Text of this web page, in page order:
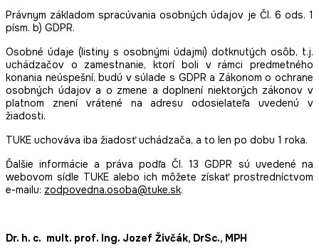
Právnym základom spracúvania osobných údajov je Čl. 6 ods. 1
písm. b) GDPR.
Osobné údaje (listiny s osobnými údajmi) dotknutých osôb, t.j.
uchádzačov o zamestnanie, ktorí boli v rámci predmetného
konania neúspešní, budú v súlade s GDPR a Zákonom o ochrane
osobných údajov a o zmene a doplnení niektorých zákonov v
platnom znení vrátené na adresu odosielateľa uvedenú v
žiadosti.
TUKE uchováva iba žiadosť uchádzača, a to len po dobu 1 roka.
Ďalšie informácie a práva podľa Čl. 13 GDPR sú uvedené na
webovom sídle TUKE alebo ich môžete získať prostredníctvom
e-mailu: zodpovedna.osoba@tuke.sk.
Dr. h. c. mult. prof. Ing. Jozef Živčák, DrSc., MPH